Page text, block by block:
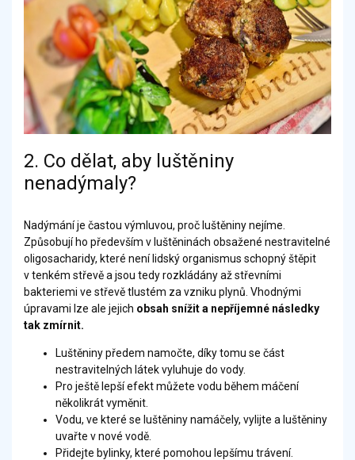
2. Co dělat, aby luštěniny
nenadýmaly?
Nadýmání je častou výmluvou, proč luštěniny nejíme.
Způsobují ho především v luštěninách obsažené nestravitelné
oligosacharidy, které není lidský organismus schopný štěpit
v tenkém střevě a jsou tedy rozkládány až střevními
bakteriemi ve střevě tlustém za vzniku plynů. Vhodnými
úpravami lze ale jejich obsah snížit a nepříjemné následky
tak zmírnit.
Luštěniny předem namočte, díky tomu se část
nestravitelných látek vyluhuje do vody.
Pro ještě lepší efekt můžete vodu během máčení
několikrát vyměnit.
Vodu, ve které se luštěniny namáčely, vylijte a luštěniny
uvařte v nové vodě.
Přidejte bylinky, které pomohou lepšímu trávení.